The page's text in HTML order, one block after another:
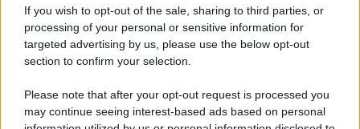
If you wish to opt-out of the sale, sharing to third parties, or
processing of your personal or sensitive information for
targeted advertising by us, please use the below opt-out
section to confirm your selection.
Please note that after your opt-out request is processed you
may continue seeing interest-based ads based on personal
© 2026 - Pianeta Design - P.IVA 04827280654 - Testata
Registrata Al Tribunale Di Nocera Inferiore N. 8/2020 - RG N.
ISCRIZIONE AL ROC N. 35792 – ISCRITTA ALL’ANSO
(ASSOCIAZIONE NAZIONALE STAMPA ONLINE)